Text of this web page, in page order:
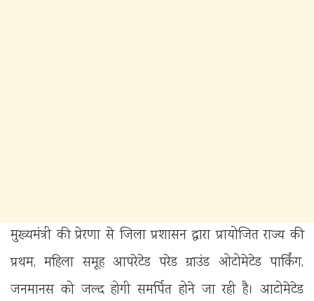
मुख्यमंत्री की प्रेरणा से जिला प्रशासन द्वारा प्रायोजित राज्य की
प्रथम, महिला समूह आपरेटेड परेड ग्राउंड ओटोमेटेड पार्किंग,
जनमानस को जल्द होगी समर्पित होने जा रही है। आटोमेटेड